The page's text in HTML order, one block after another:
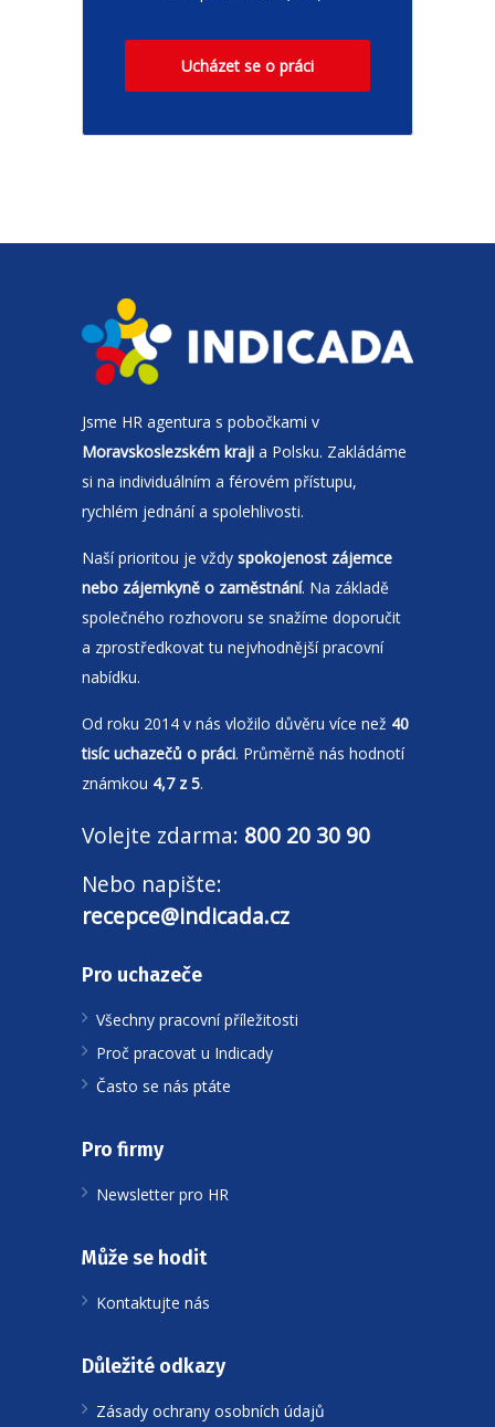
Ucházet se o práci
Jsme HR agentura s pobočkami v
Moravskoslezském kraji a Polsku. Zakládáme
si na individuálním a férovém přístupu,
rychlém jednání a spolehlivosti.
Naší prioritou je vždy spokojenost zájemce
nebo zájemkyně o zaměstnání. Na základě
společného rozhovoru se snažíme doporučit
a zprostředkovat tu nejvhodnější pracovní
nabídku.
Od roku 2014 v nás vložilo důvěru více než 40
tisíc uchazečů o práci. Průměrně nás hodnotí
známkou 4,7 z 5.
Volejte zdarma: 800 20 30 90
Nebo napište:
recepce@indicada.cz
Pro uchazeče
Všechny pracovní příležitosti
Proč pracovat u Indicady
Často se nás ptáte
Pro firmy
Newsletter pro HR
Může se hodit
Kontaktujte nás
Důležité odkazy
Zásady ochrany osobních údajů